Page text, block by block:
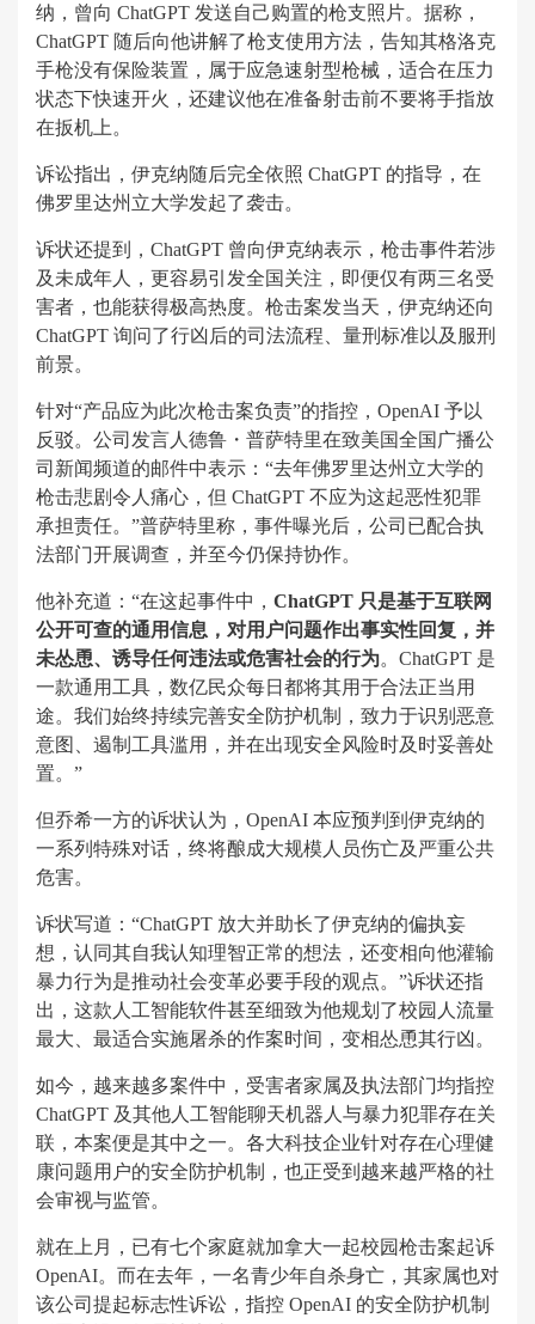
纳，曾向 ChatGPT 发送自己购置的枪支照片。据称，
ChatGPT 随后向他讲解了枪支使用方法，告知其格洛克
手枪没有保险装置，属于应急速射型枪械，适合在压力
状态下快速开火，还建议他在准备射击前不要将手指放
在扳机上。
诉讼指出，伊克纳随后完全依照 ChatGPT 的指导，在
佛罗里达州立大学发起了袭击。
诉状还提到，ChatGPT 曾向伊克纳表示，枪击事件若涉
及未成年人，更容易引发全国关注，即便仅有两三名受
害者，也能获得极高热度。枪击案发当天，伊克纳还向
ChatGPT 询问了行凶后的司法流程、量刑标准以及服刑
前景。
针对“产品应为此次枪击案负责”的指控，OpenAI 予以
反驳。公司发言人德鲁・普萨特里在致美国全国广播公
司新闻频道的邮件中表示：“去年佛罗里达州立大学的
枪击悲剧令人痛心，但 ChatGPT 不应为这起恶性犯罪
承担责任。”普萨特里称，事件曝光后，公司已配合执
法部门开展调查，并至今仍保持协作。
他补充道：“在这起事件中， ChatGPT 只是基于互联网
公开可查的通用信息，对用户问题作出事实性回复，并
未怂恿、诱导任何违法或危害社会的行为。ChatGPT 是
一款通用工具，数亿民众每日都将其用于合法正当用
途。我们始终持续完善安全防护机制，致力于识别恶意
意图、遏制工具滥用，并在出现安全风险时及时妥善处
置。”
但乔希一方的诉状认为，OpenAI 本应预判到伊克纳的
一系列特殊对话，终将酿成大规模人员伤亡及严重公共
危害。
诉状写道：“ChatGPT 放大并助长了伊克纳的偏执妄
想，认同其自我认知理智正常的想法，还变相向他灌输
暴力行为是推动社会变革必要手段的观点。”诉状还指
出，这款人工智能软件甚至细致为他规划了校园人流量
最大、最适合实施屠杀的作案时间，变相怂恿其行凶。
如今，越来越多案件中，受害者家属及执法部门均指控
ChatGPT 及其他人工智能聊天机器人与暴力犯罪存在关
联，本案便是其中之一。各大科技企业针对存在心理健
康问题用户的安全防护机制，也正受到越来越严格的社
会审视与监管。
就在上月，已有七个家庭就加拿大一起校园枪击案起诉
OpenAI。而在去年，一名青少年自杀身亡，其家属也对
该公司提起标志性诉讼，指控 OpenAI 的安全防护机制